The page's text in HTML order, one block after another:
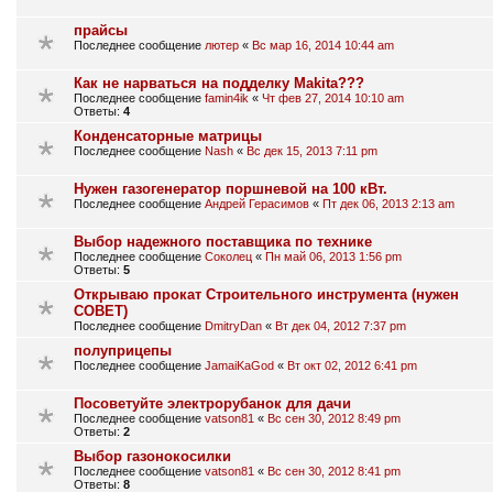
прайсы
Последнее сообщение лютер « Вс мар 16, 2014 10:44 am
Как не нарваться на подделку Makita???
Последнее сообщение famin4ik « Чт фев 27, 2014 10:10 am
Ответы: 4
Конденсаторные матрицы
Последнее сообщение Nash « Вс дек 15, 2013 7:11 pm
Нужен газогенератор поршневой на 100 кВт.
Последнее сообщение Андрей Герасимов « Пт дек 06, 2013 2:13 am
Выбор надежного поставщика по технике
Последнее сообщение Соколец « Пн май 06, 2013 1:56 pm
Ответы: 5
Открываю прокат Строительного инструмента (нужен
СОВЕТ)
Последнее сообщение DmitryDan « Вт дек 04, 2012 7:37 pm
полуприцепы
Последнее сообщение JamaiKaGod « Вт окт 02, 2012 6:41 pm
Посоветуйте электрорубанок для дачи
Последнее сообщение vatson81 « Вс сен 30, 2012 8:49 pm
Ответы: 2
Выбор газонокосилки
Последнее сообщение vatson81 « Вс сен 30, 2012 8:41 pm
Ответы: 8